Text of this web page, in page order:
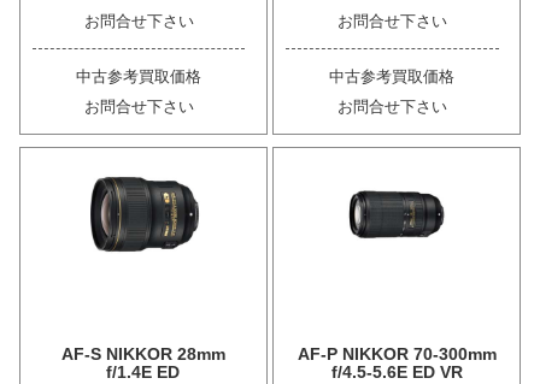
お問合せ下さい
中古参考買取価格
お問合せ下さい
お問合せ下さい
中古参考買取価格
お問合せ下さい
AF-S NIKKOR 28mm
f/1.4E ED
AF-P NIKKOR 70-300mm
f/4.5-5.6E ED VR